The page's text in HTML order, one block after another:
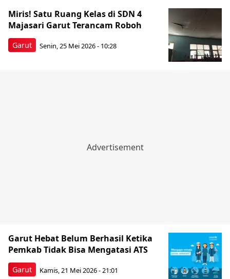
Garut
Miris! Satu Ruang Kelas di SDN 4
Majasari Garut Terancam Roboh
Senin, 25 Mei 2026 - 10:28
Garut
Garut Hebat Belum Berhasil Ketika
Pemkab Tidak Bisa Mengatasi ATS
Kamis, 21 Mei 2026 - 21:01